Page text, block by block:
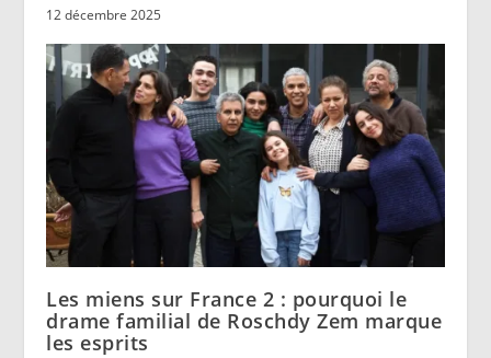
12 décembre 2025
Les miens sur France 2 : pourquoi le
drame familial de Roschdy Zem marque
les esprits